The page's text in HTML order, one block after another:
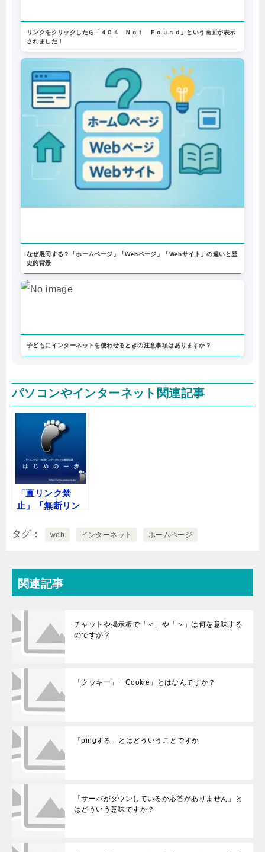
リンクをクリックしたら「４０４ Ｎｏｔ Ｆｏｕｎｄ」という画面が表示
されました！
なぜ混同する？「ホームページ」「Webページ」「Webサイト」の違いと歴
史的背景
子どもにインターネットを使わせるときの注意事項はありますか？
パソコンやインターネット関連記事
「直リンク禁
止」「無断リン
ジをお気に入り
タグ web インターネット ホームページ
関連記事
チャットや掲示板で「＜」や「＞」は何を意味する
のですか？
「クッキー」「Cookie」とはなんですか？
「pingする」とはどういうことですか
「サーバがダウンしているか応答がありません」と
はどういう意味ですか？